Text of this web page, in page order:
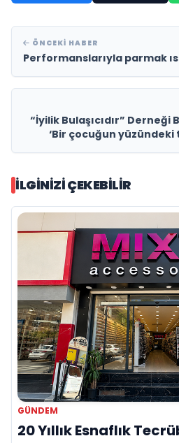
ÖNCEKI HABER
Performanslarıyla parmak
“İyilik Bulaşıcıdır” Derneği
‘Bir çocuğun
İLGINIZI ÇEKEBILIR
GÜNDEM
20 Yıllık Esnaflık